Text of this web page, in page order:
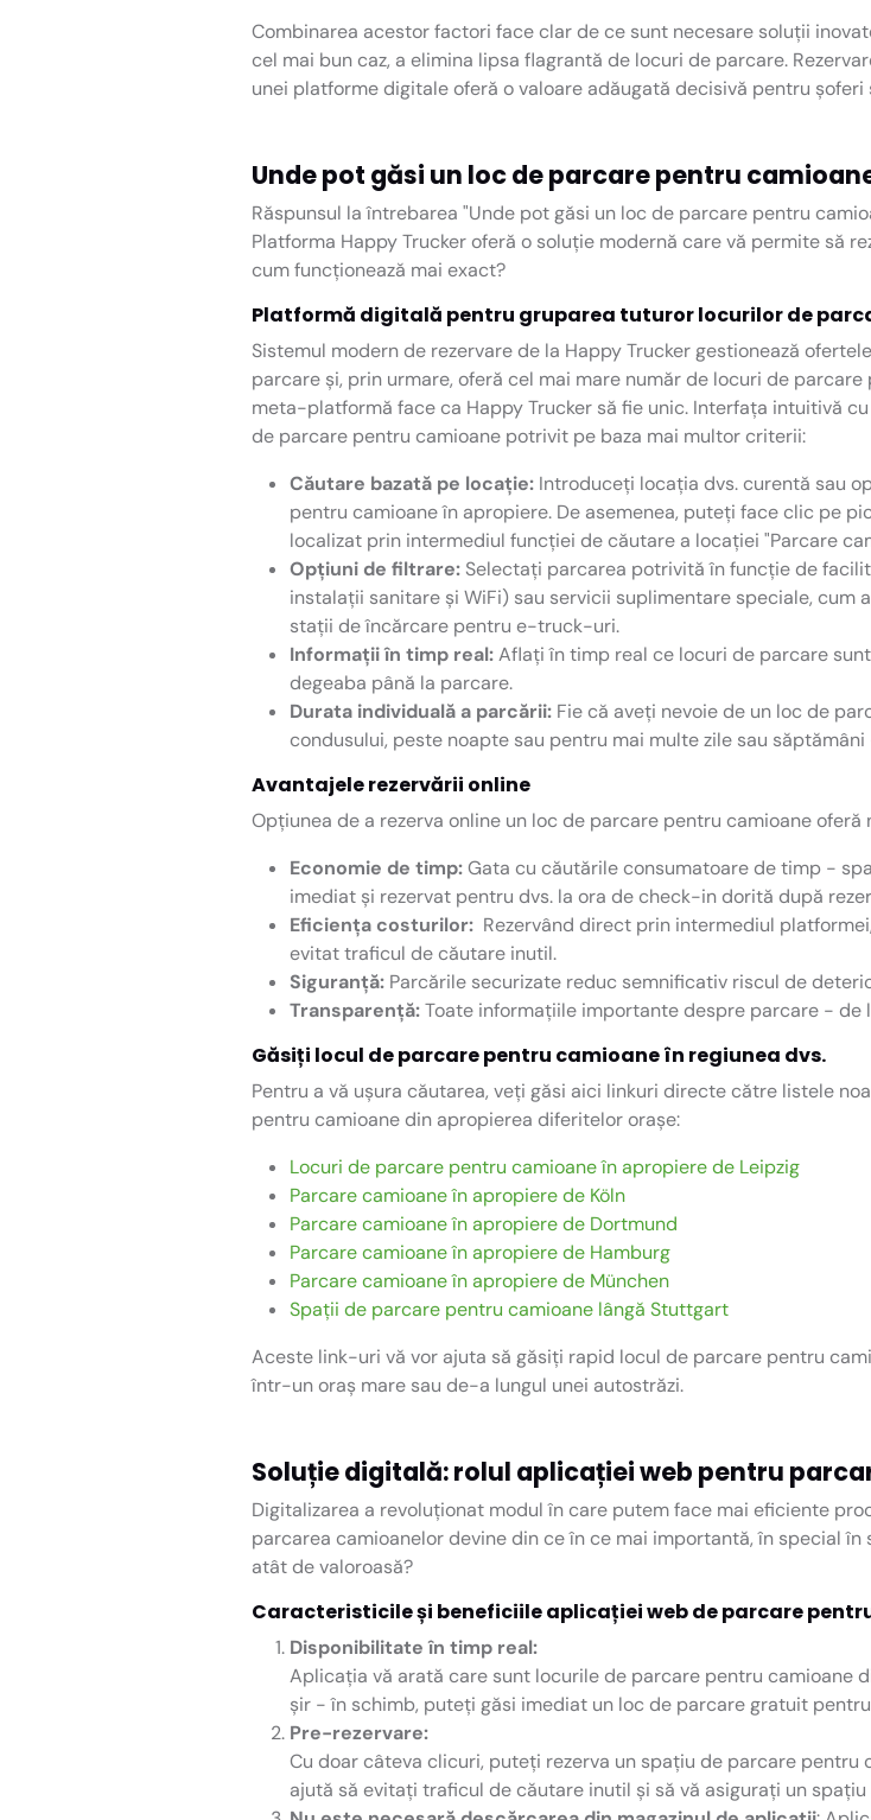
Combinarea acestor factori face clar de ce sunt necesare soluții
cel mai bun caz, a elimina lipsa flagrantă de locuri de parcare.
unei platforme digitale oferă o valoare adăugată decisivă pentru șoferi
Unde pot găsi un loc de parcare pentru
Răspunsul la întrebarea "Unde pot găsi un loc de parcare pentru
Platforma Happy Trucker oferă o soluție modernă care vă permite să
cum funcționează mai exact?
Platformă digitală pentru gruparea tuturor locurilor de
Sistemul modern de rezervare de la Happy Trucker gestionează
parcare și, prin urmare, oferă cel mai mare număr de locuri de
meta-platformă face ca Happy Trucker să fie unic. Interfața intuitivă
de parcare pentru camioane potrivit pe baza mai multor criterii:
Căutare bazată pe locație: Introduceți locația dvs. curentă sau
pentru camioane în apropiere. De asemenea, puteți face clic pe
localizat prin intermediul funcției de căutare a locației "Parcare
Opțiuni de filtrare: Selectați parcarea potrivită în funcție de
instalații sanitare și WiFi) sau servicii suplimentare speciale,
stații de încărcare pentru e-truck-uri.
Informații în timp real:Aflați în timp real ce locuri de parcare
degeaba până la parcare.
Durata individuală a parcării: Fie că aveți nevoie de un loc de
condusului, peste noapte sau pentru mai multe zile sau
Avantajele rezervării online
Opțiunea de a rezerva online un loc de parcare pentru camioane oferă
Economie de timp:Gata cu căutările consumatoare de timp -
imediat și rezervat pentru dvs. la ora de check-in dorită după
Eficiența costurilor: Rezervând direct prin intermediul
evitat traficul de căutare inutil.
Siguranță: Parcările securizate reduc semnificativ riscul de
Transparență:Toate informațiile importante despre parcare -
Găsiți locul de parcare pentru camioane în regiunea dvs.
Pentru a vă ușura căutarea, veți găsi aici linkuri directe către listele
pentru camioane din apropierea diferitelor orașe:
Locuri de parcare pentru camioane în apropiere de Leipzig
Parcare camioane în apropiere de Köln
Parcare camioane în apropiere de Dortmund
Parcare camioane în apropiere de Hamburg
Parcare camioane în apropiere de München
Spații de parcare pentru camioane lângă Stuttgart
Aceste link-uri vă vor ajuta să găsiți rapid locul de parcare pentru
într-un oraș mare sau de-a lungul unei autostrăzi.
Soluție digitală: rolul aplicației web pentru
Digitalizarea a revoluționat modul în care putem face mai eficiente
parcarea camioanelor devine din ce în ce mai importantă, în special
atât de valoroasă?
Caracteristicile și beneficiile aplicației web de parcare
Disponibilitate în timp real:
Aplicația vă arată care sunt locurile de parcare pentru camioane
șir - în schimb, puteți găsi imediat un loc de parcare gratuit
Pre-rezervare:
Cu doar câteva clicuri, puteți rezerva un spațiu de parcare pentru
ajută să evitați traficul de căutare inutil și să vă asigurați un